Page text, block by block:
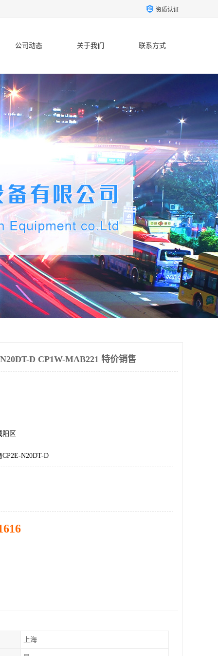
资质认证
公司动态 关于我们 联系方式
D CP1W-MAB221 特价销售
阳区
N20DT-D
上海